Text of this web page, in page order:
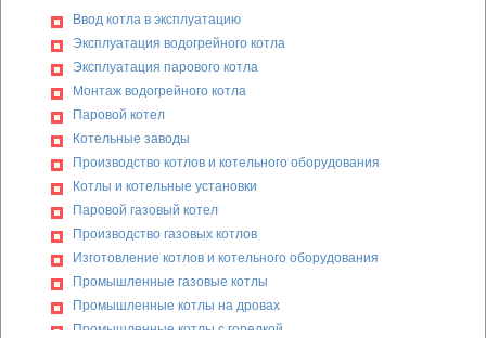
Ввод котла в эксплуатацию
Эксплуатация водогрейного котла
Эксплуатация парового котла
Монтаж водогрейного котла
Паровой котел
Котельные заводы
Производство котлов и котельного оборудования
Котлы и котельные установки
Паровой газовый котел
Производство газовых котлов
Изготовление котлов и котельного оборудования
Промышленные газовые котлы
Промышленные котлы на дровах
Промышленные котлы с горелкой